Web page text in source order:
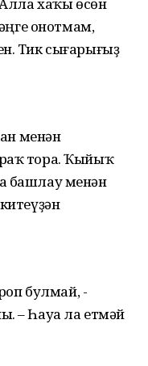
онотмам,
Тик сығарығыҙ
менән
тора. Ҡыйыҡ
башлау менән
булмай, -
– Һауа ла етмәй